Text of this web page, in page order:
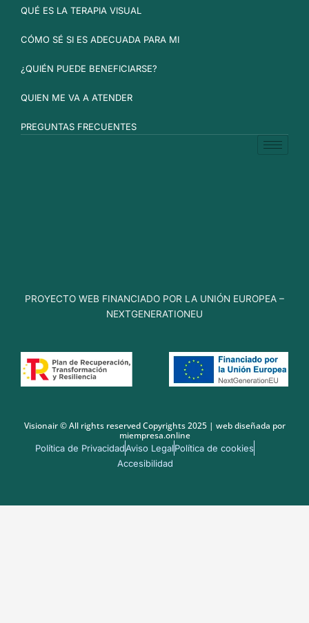
QUÉ ES LA TERAPIA VISUAL
CÓMO SÉ SI ES ADECUADA PARA MI
¿QUIÉN PUEDE BENEFICIARSE?
QUIEN ME VA A ATENDER
PREGUNTAS FRECUENTES
PROYECTO WEB FINANCIADO POR LA UNIÓN EUROPEA –
NEXTGENERATIONEU
Visionair © All rights reserved Copyrights 2025 | web diseñada por
miempresa.online
Política de PrivacidadAviso LegalPolítica de cookies
Accesibilidad